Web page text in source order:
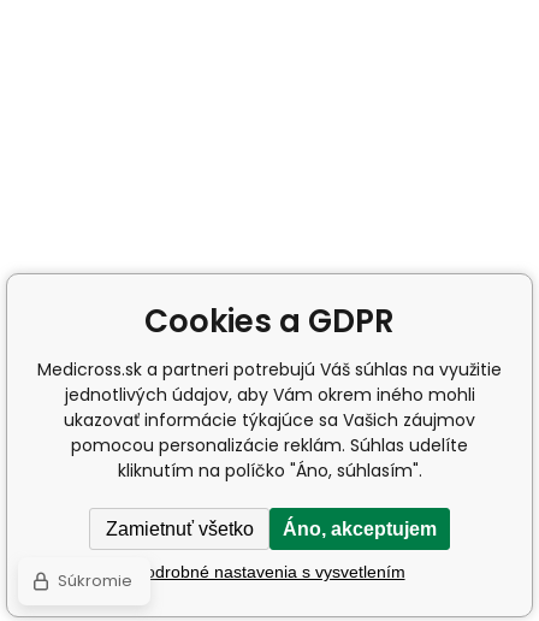
Cookies a GDPR
Medicross.sk a partneri potrebujú Váš súhlas na využitie
jednotlivých údajov, aby Vám okrem iného mohli
ukazovať informácie týkajúce sa Vašich záujmov
pomocou personalizácie reklám. Súhlas udelíte
kliknutím na políčko "Áno, súhlasím".
Zamietnuť všetko Áno, akceptujem
Podrobné nastavenia s vysvetlením
Súkromie